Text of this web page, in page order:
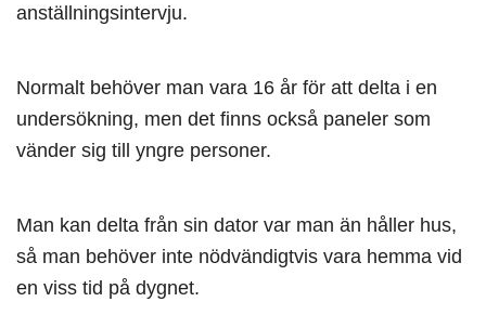
anställningsintervju.
Normalt behöver man vara 16 år för att delta i en
undersökning, men det finns också paneler som
vänder sig till yngre personer.
Man kan delta från sin dator var man än håller hus,
så man behöver inte nödvändigtvis vara hemma vid
en viss tid på dygnet.